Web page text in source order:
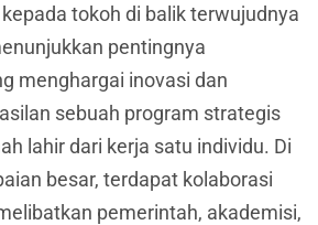
tokoh di balik terwujudnya
pentingnya
menghargai inovasi dan
sebuah program strategis
lahir dari kerja satu individu. Di
besar, terdapat kolaborasi
pemerintah, akademisi,